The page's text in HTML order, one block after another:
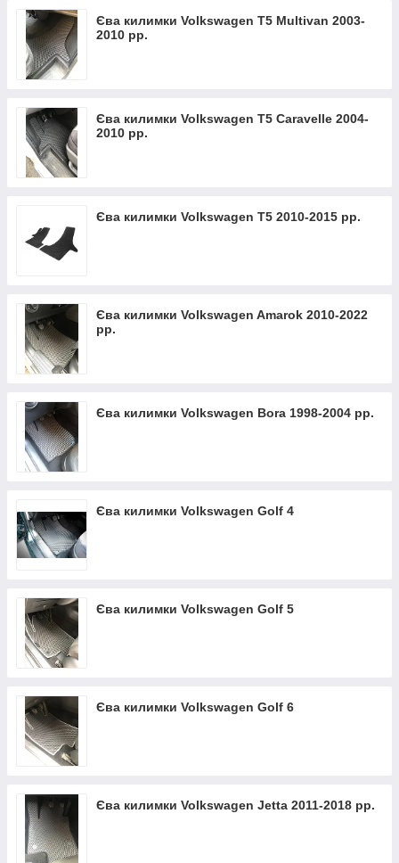
Єва килимки Volkswagen T5 Multivan 2003-
2010 рр.
Єва килимки Volkswagen T5 Caravelle 2004-
2010 рр.
Єва килимки Volkswagen T5 2010-2015 рр.
Єва килимки Volkswagen Amarok 2010-2022
рр.
Єва килимки Volkswagen Bora 1998-2004 рр.
Єва килимки Volkswagen Golf 4
Єва килимки Volkswagen Golf 5
Єва килимки Volkswagen Golf 6
Єва килимки Volkswagen Jetta 2011-2018 рр.